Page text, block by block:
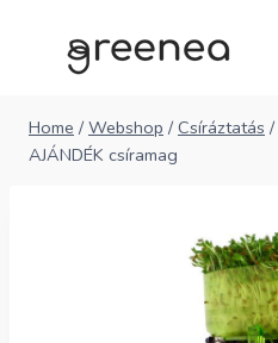
Home / Webshop / Csíráztatás /
AJÁNDÉK csíramag